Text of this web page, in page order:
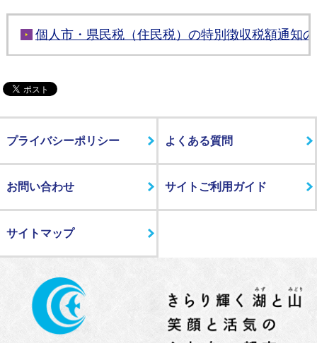
個人市・県民税（住民税）の特別徴収税額通知
プライバシーポリシー よくある質問
お問い合わせ サイトご利用ガイド
サイトマップ